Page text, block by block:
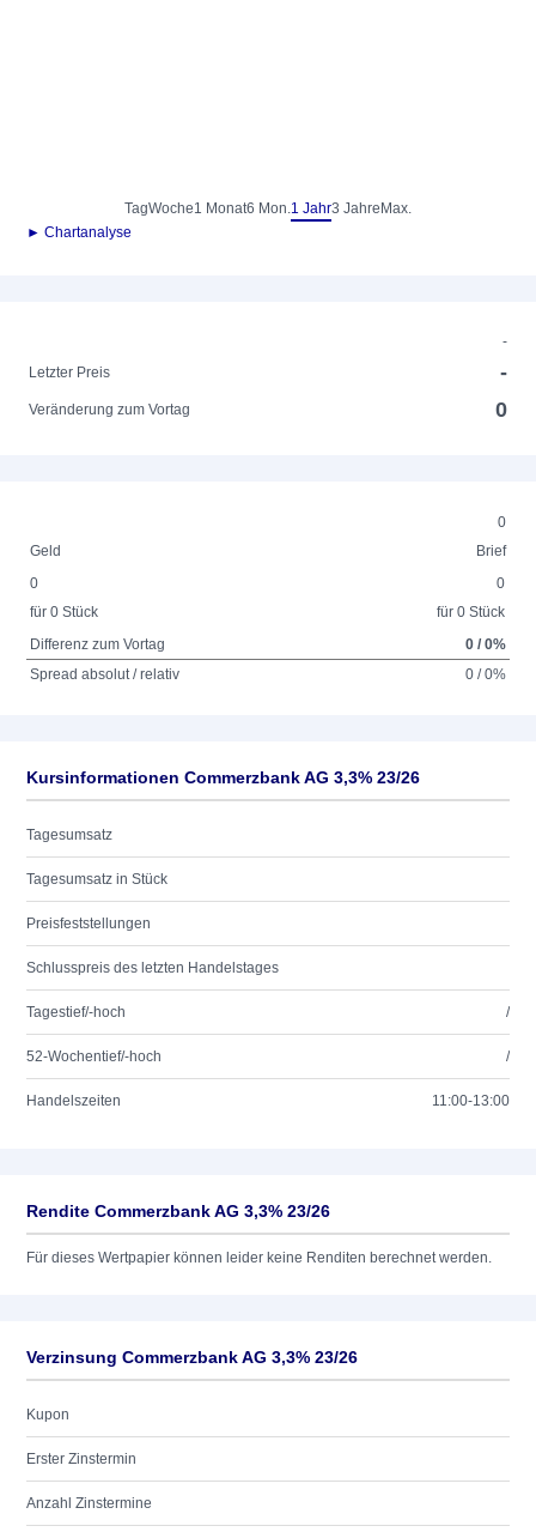
TagWoche1 Monat6 Mon.1 Jahr3 Jahre Max.
► Chartanalyse
-
Letzter Preis
-
Veränderung zum Vortag 0
0
Geld
Brief
0
für 0 Stück
0
für 0 Stück
Differenz zum Vortag
0 / 0%
Spread absolut / relativ
0 / 0%
Kursinformationen Commerzbank AG 3,3% 23/26
Tagesumsatz
Tagesumsatz in Stück
Preisfeststellungen
Schlusspreis des letzten Handelstages
Tagestief/-hoch /
52-Wochentief/-hoch /
Handelszeiten 11:00-13:00
Rendite Commerzbank AG 3,3% 23/26
Für dieses Wertpapier können leider keine Renditen berechnet werden.
Verzinsung Commerzbank AG 3,3% 23/26
Kupon
Erster Zinstermin
Anzahl Zinstermine